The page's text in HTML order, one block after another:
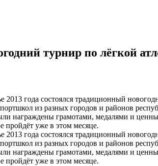
турнир по лёгкой
2013 года состоялся традиционный
из разных городов и районов
награждены грамотами, медалями и
пройдёт уже в этом месяце.
2013 года состоялся традиционный
из разных городов и районов
награждены грамотами, медалями и
пройдёт уже в этом месяце.